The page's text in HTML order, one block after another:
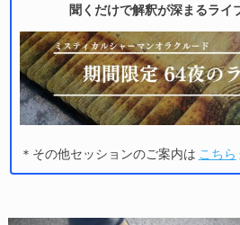
聞くだけで解釈が深まるライ
＊その他セッションのご案内は こちら